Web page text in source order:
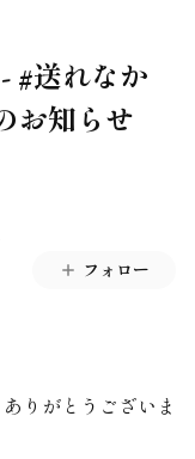
#送れなか
お知らせ
フォロー
りがとうございま